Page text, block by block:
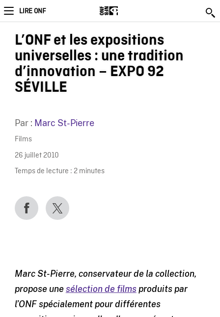
LIRE ONF
L’ONF et les expositions
universelles : une tradition
d’innovation – EXPO 92
SÉVILLE
Par : Marc St-Pierre
Films
26 juillet 2010
Temps de lecture : 2 minutes
Marc St-Pierre, conservateur de la collection,
propose une sélection de films produits par
l’ONFspécialementpour différentes